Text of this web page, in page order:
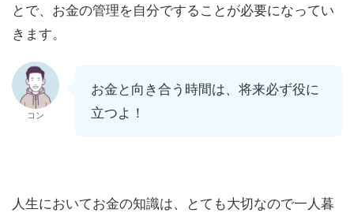
とで、お金の管理を自分ですることが必要になってい
きます。
コン
お金と向き合う時間は、将来必ず役に
立つよ！
人生においてお金の知識は、とても大切なので一人暮